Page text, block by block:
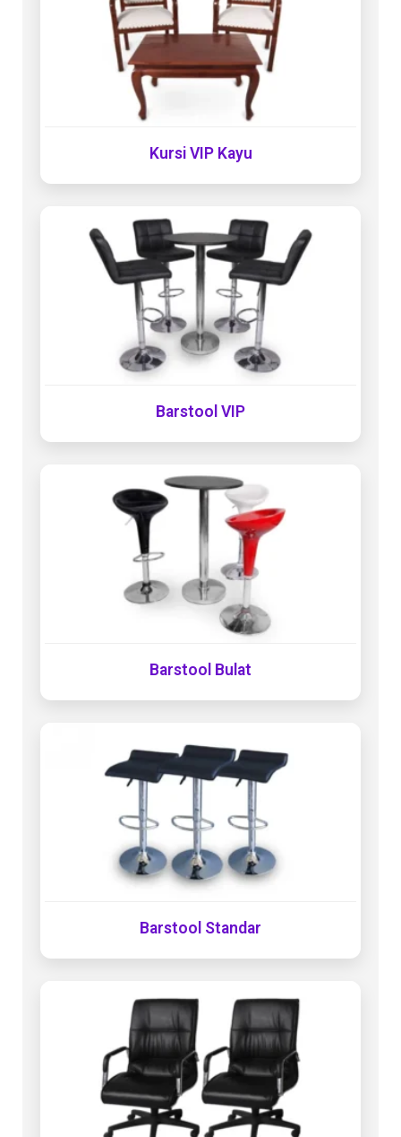
Kursi VIP Kayu
Barstool VIP
Barstool Bulat
Barstool Standar